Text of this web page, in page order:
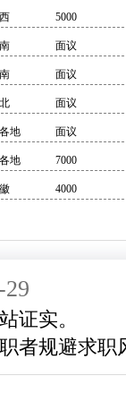
5000
面议
面议
面议
地 面议
地 7000
4000
29
证实。
者规避求职